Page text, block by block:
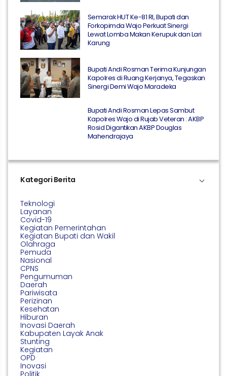
Semarak HUT Ke-81 RI, Bupati dan
Forkopimda Wajo Perkuat Sinergi
Lewat Lomba Makan Kerupuk dan Lari
Karung
Bupati Andi Rosman Terima Kunjungan
Kapolres di Ruang Kerjanya, Tegaskan
Sinergi Demi Wajo Maradeka
Bupati Andi Rosman Lepas Sambut
Kapolres Wajo di Rujab Veteran : AKBP
Rosid Digantikan AKBP Douglas
Mahendrajaya
Kategori Berita
Teknologi
Layanan
Covid-19
Kegiatan Pemerintahan
Kegiatan Bupati dan Wakil
Olahraga
Pemuda
Nasional
CPNS
Pengumuman
Daerah
Pariwisata
Perizinan
Kesehatan
Hiburan
Inovasi Daerah
Kabupaten Layak Anak
Stunting
Kegiatan
OPD
Inovasi
Politik